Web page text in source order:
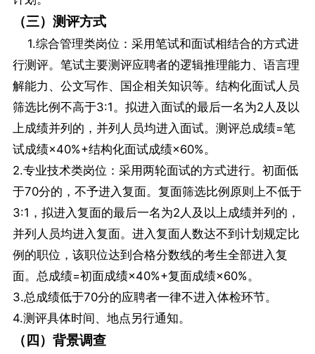
（三）测评方式
1.综合管理类岗位：采用笔试和面试相结合的方式进
行测评。笔试主要测评应聘者的逻辑推理能力、语言理
解能力、公文写作、国企相关知识等。结构化面试人员
筛选比例不高于3:1。拟进入面试的最后一名为2人及以
上成绩并列的，并列人员均进入面试。测评总成绩=笔
试成绩×40%+结构化面试成绩×60%。
2.专业技术类岗位：采用两轮面试的方式进行。初面低
于70分的，不予进入复面。复面筛选比例原则上不低于
3:1，拟进入复面的最后一名为2人及以上成绩并列的，
并列人员均进入复面。进入复面人数达不到计划规定比
例的职位，该职位达到合格分数线的考生全部进入复
面。总成绩=初面成绩×40%+复面成绩×60%。
3.总成绩低于70分的应聘者一律不进入体检环节。
4.测评具体时间、地点另行通知。
（四）背景调查